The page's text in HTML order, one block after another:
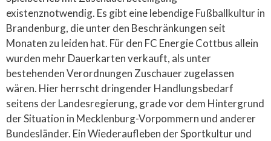
existenznotwendig. Es gibt eine lebendige Fußballkultur in
Brandenburg, die unter den Beschränkungen seit
Monaten zu leiden hat. Für den FC Energie Cottbus allein
wurden mehr Dauerkarten verkauft, als unter
bestehenden Verordnungen Zuschauer zugelassen
wären. Hier herrscht dringender Handlungsbedarf
seitens der Landesregierung, grade vor dem Hintergrund
der Situation in Mecklenburg-Vorpommern und anderer
Bundesländer. Ein Wiederaufleben der Sportkultur und